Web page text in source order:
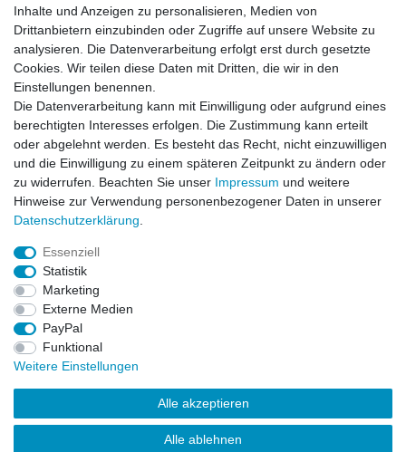
E-MAIL **
Newsletter
Honig
Hiermit bestätige ich, dass ich die
Einwilligung kann ich jederzeit widerrufen.**
Abonnieren
** Hierbei handelt es sich um ein Pflichtfeld.
Inhalte und Anzeigen zu personalisieren, Medien von
Drittanbietern einzubinden oder Zugriffe auf unsere Website zu
analysieren. Die Datenverarbeitung erfolgt erst durch gesetzte
Cookies. Wir teilen diese Daten mit Dritten, die wir in den
Einstellungen benennen.
Die Datenverarbeitung kann mit Einwilligung oder aufgrund eines
berechtigten Interesses erfolgen. Die Zustimmung kann erteilt
oder abgelehnt werden. Es besteht das Recht, nicht einzuwilligen
und die Einwilligung zu einem späteren Zeitpunkt zu ändern oder
zu widerrufen. Beachten Sie unser Impressum und weitere
Hinweise zur Verwendung personenbezogener Daten in unserer
Daten­schutz­erklärung
Essenziell
Statistik
Marketing
Externe Medien
PayPal
Funktional
Weitere Einstellungen
Alle akzeptieren
Alle ablehnen